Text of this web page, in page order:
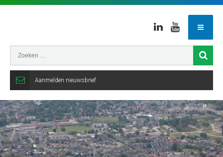
LinkedinYoutube
Aanmelden nieuwsbrief